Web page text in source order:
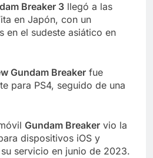
Breaker 3 llegó a las
en Japón, con un
en el sudeste asiático en
Gundam Breaker fue
para PS4, seguido de una
Gundam Breaker vio la
dispositivos iOS y
servicio en junio de 2023.